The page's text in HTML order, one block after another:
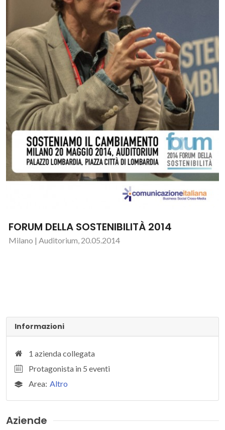
FORUM DELLA SOSTENIBILITÀ 2014
Milano | Auditorium, 20.05.2014
Informazioni
1 azienda collegata
Protagonista in 5 eventi
Area: Altro
Aziende